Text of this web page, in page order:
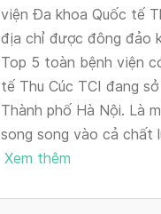
viện Đa khoa Quốc tế
địa chỉ được đông đảo
Top 5 toàn bệnh viện
tế Thu Cúc TCI đang
Thành phố Hà Nội. Là
song song vào cả chất
Xem thêm